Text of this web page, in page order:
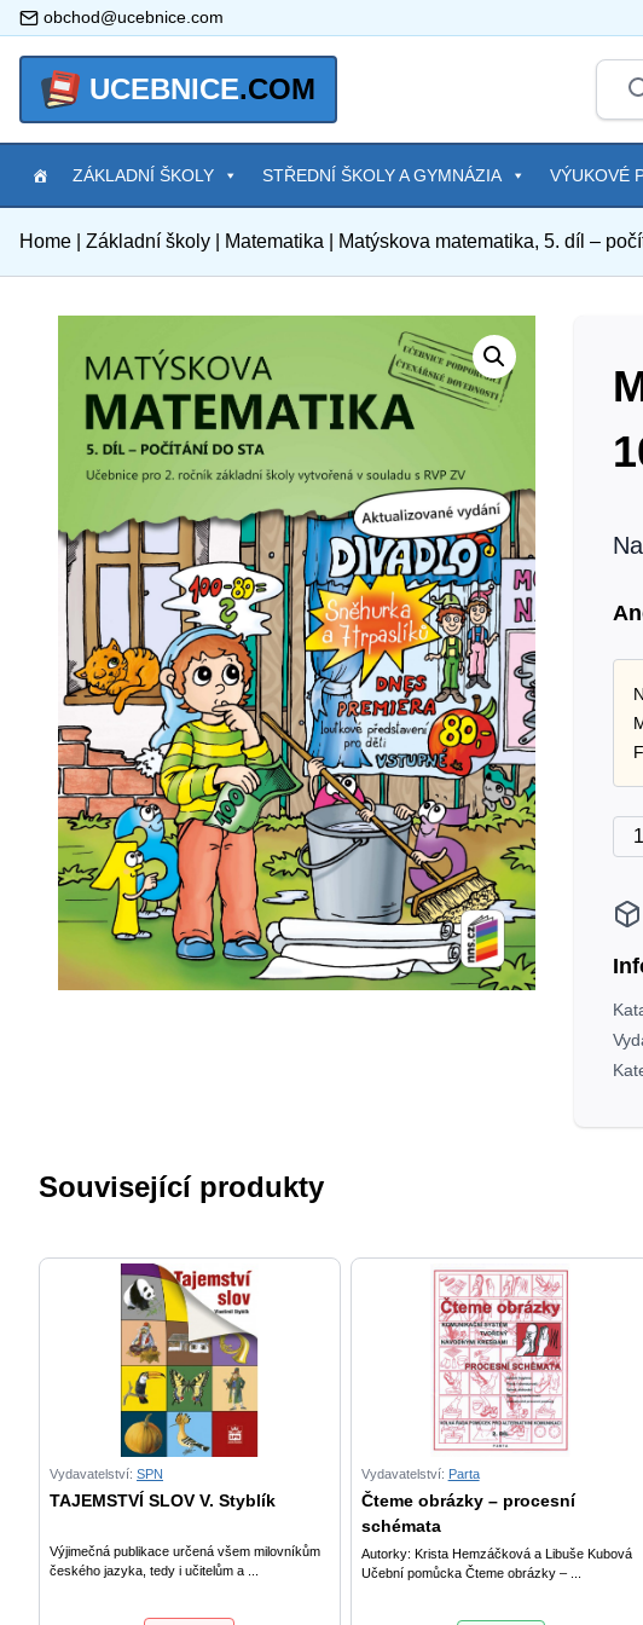
obchod@ucebnice.com
UCEBNICE.COM
ZÁKLADNÍ ŠKOLY STŘEDNÍ ŠKOLY A GYMNÁZIA VÝUKOVÉ
Home Základní školy Matematika Matýskova matematika, 5. díl –
díl
do
-
Související produkty
Vydavatelství: SPN
TAJEMSTVÍ SLOV V. Styblík
Výjimečná publikace určená všem milovníkům
českého jazyka, tedy i učitelům a ...
Vydavatelství: Parta
Čteme obrázky – procesní
schémata
Autorky: Krista Hemzáčková a Libuše Kubová
Učební pomůcka Čteme obrázky – ...